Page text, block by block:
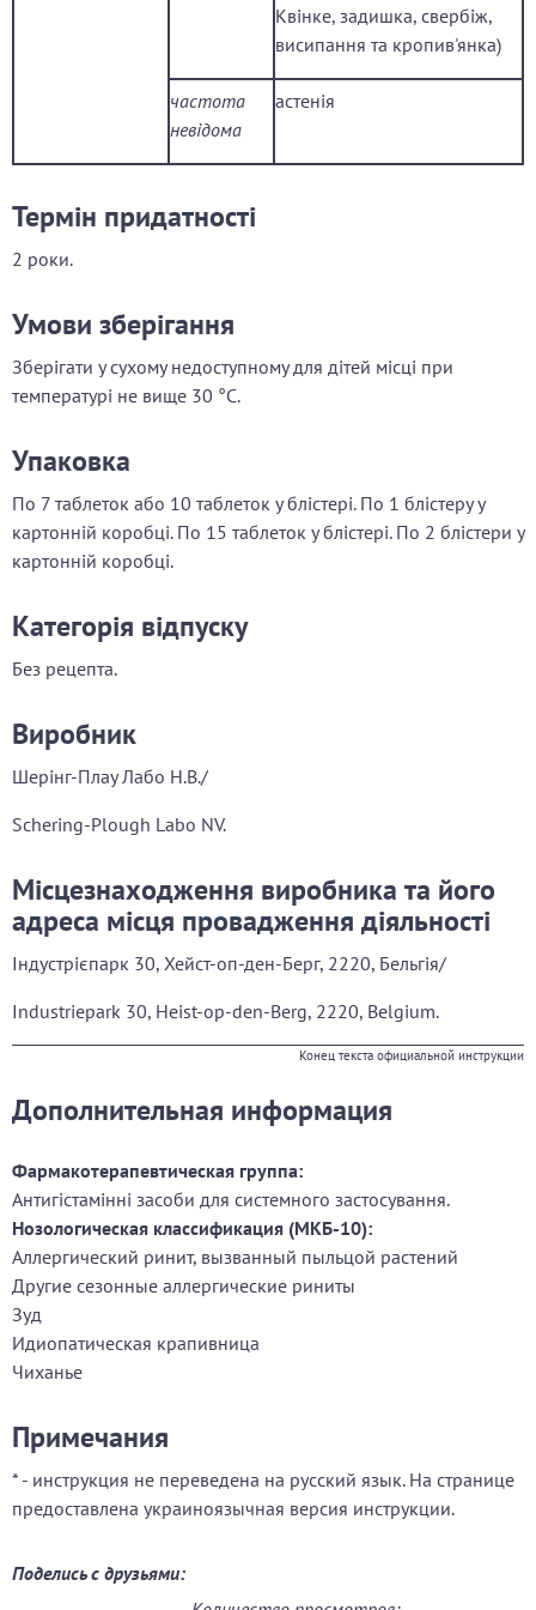
Квінке, задишка, свербіж,
висипання та кропив'янка)
частота
невідома
астенія
Термін придатності
2 роки.
Умови зберігання
Зберігати у сухому недоступному для дітей місці при
температурі не вище 30 °C.
Упаковка
По 7 таблеток або 10 таблеток у блістері. По 1 блістеру у
картонній коробці. По 15 таблеток у блістері. По 2 блістери у
картонній коробці.
Категорія відпуску
Без рецепта.
Виробник
Шерінг-Плау Лабо Н.В./
Schering-Plough Labo NV.
Місцезнаходження виробника та його
адреса місця провадження діяльності
Індустрієпарк 30, Хейст-оп-ден-Берг, 2220, Бельгія/
Industriepark 30, Heist-op-den-Berg, 2220, Belgium.
Конец текста официальной инструкции
Дополнительная информация
Фармакотерапевтическая группа:
Антигістамінні засоби для системного застосування.
Нозологическая классификация (МКБ-10):
Аллергический ринит, вызванный пыльцой растений
Другие сезонные аллергические риниты
Зуд
Идиопатическая крапивница
Чиханье
Примечания
* - инструкция не переведена на русский язык. На странице
предоставлена украиноязычная версия инструкции.
Поделись с друзьями: